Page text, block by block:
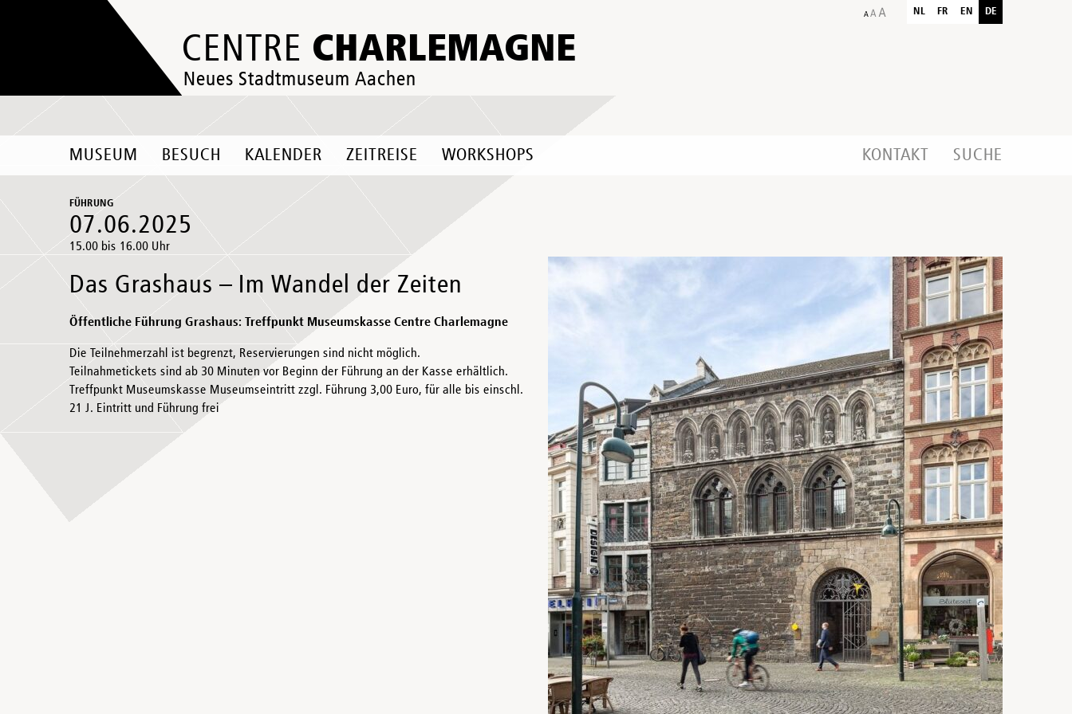
CENTRE CHARLEMAGNE
Neues Stadtmuseum Aachen
NL FR EN DE
MUSEUM BESUCH KALENDER ZEITREISE WORKSHOPS KONTAKT SUCHE
FÜHRUNG
07.06.2025
15.00 bis 16.00 Uhr
Das Grashaus – Im Wandel der Zeiten
Öffentliche Führung Grashaus: Treffpunkt Museumskasse Centre Charlemagne
Die Teilnehmerzahl ist begrenzt, Reservierungen sind nicht möglich.
Teilnahmetickets sind ab 30 Minuten vor Beginn der Führung an der Kasse erhältlich.
Treffpunkt Museumskasse Museumseintritt zzgl. Führung 3,00 Euro, für alle bis einschl.
21 J. Eintritt und Führung frei